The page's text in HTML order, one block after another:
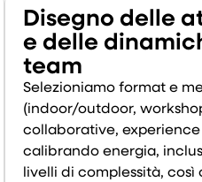
Disegno delle
e delle
team
Selezioniamo format e
(indoor/outdoor,
collaborative,
calibrando energia,
livelli di complessità, così